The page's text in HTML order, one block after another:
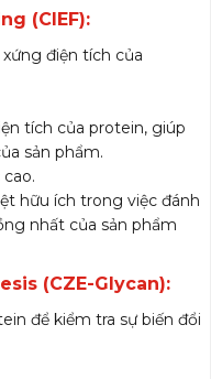
(CIEF):
điện tích của
tích của protein, giúp
sản phẩm.
hữu ích trong việc đánh
nhất của sản phẩm
(CZE-Glycan):
để kiểm tra sự biến đổi